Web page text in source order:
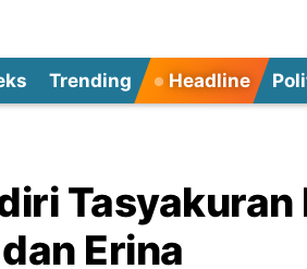
Trending Headline
Tasyakuran
Erina